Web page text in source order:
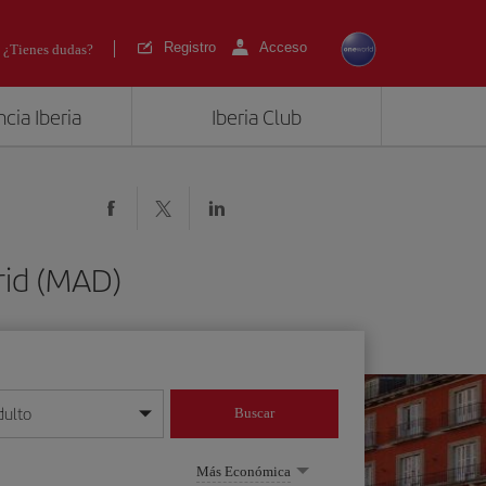
¿Tienes dudas? Registro Acceso
Iberia Iberia Club
(MAD)
mes/año
Buscar
Más Económica